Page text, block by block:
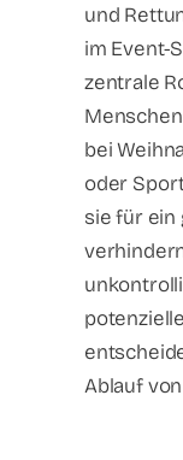
und
im Event-
zentrale
bei
oder
sie für ein
Ablauf